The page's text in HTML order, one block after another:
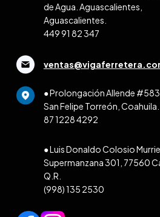
de Agua. Aguascalientes,
Aguascalientes.
449 91 82 347
● Prolongación Allende
San Felipe Torreón, Coahuila.
87 1228 4292
● Luis Donaldo Colosio
Supermanzana 301, 77560
Q.R.
(998) 135 2530